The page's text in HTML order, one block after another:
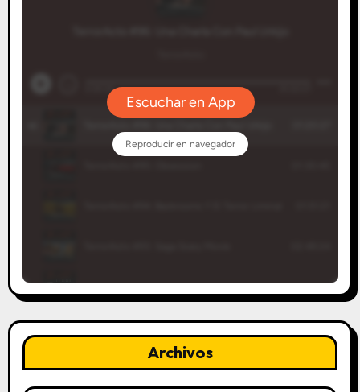
Archivos